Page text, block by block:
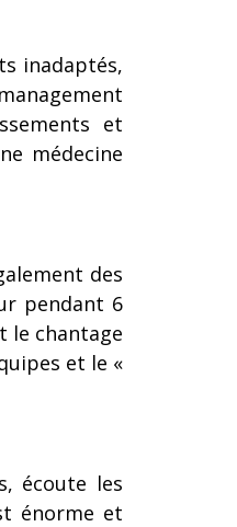
inadaptés,
et
médecine
des
pendant 6
le chantage
et le «
écoute les
énorme et